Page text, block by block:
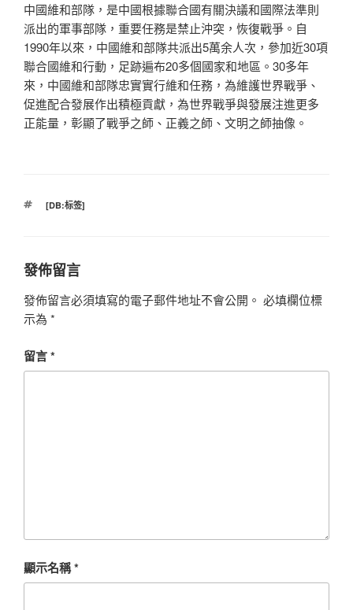
中國維和部隊，是中國根據聯合國有關決議和國際法準則
派出的軍事部隊，重要任務是禁止沖突，恢復戰爭。自
1990年以來，中國維和部隊共派出5萬余人次，參加近30項
聯合國維和行動，足跡遍布20多個國家和地區。30多年
來，中國維和部隊忠實實行維和任務，為維護世界戰爭、
促進配合發展作出積極貢獻，為世界戰爭與發展注進更多
正能量，彰顯了戰爭之師、正義之師、文明之師抽像。
標
[DB:标签]
發佈留言
發佈留言必須填寫的電子郵件地址不會公開。 必填欄位標
示為 *
留言*
顯示名稱*